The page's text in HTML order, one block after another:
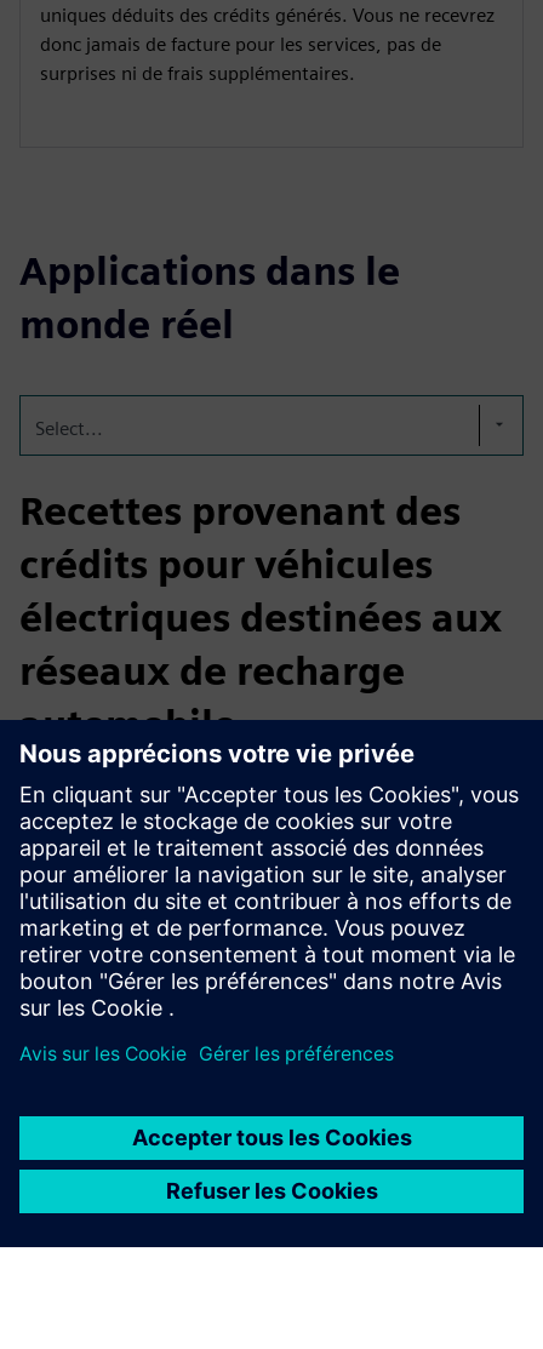
uniques déduits des crédits générés. Vous ne recevrez
donc jamais de facture pour les services, pas de
surprises ni de frais supplémentaires.
Applications dans le
monde réel
Select...
Recettes provenant des
crédits pour véhicules
électriques destinées aux
réseaux de recharge
automobile
FuSE automatise l'inscription, la génération de crédits et la
monétisation des chargeurs pour véhicules électriques dans
les agences de location de voitures et les grands réseaux de
concessionnaires, garantissant ainsi les revenus provenant
de la recharge tout en garantissant la conformité à tous les
programmes nord-américains de normes sur les carburants
propres.